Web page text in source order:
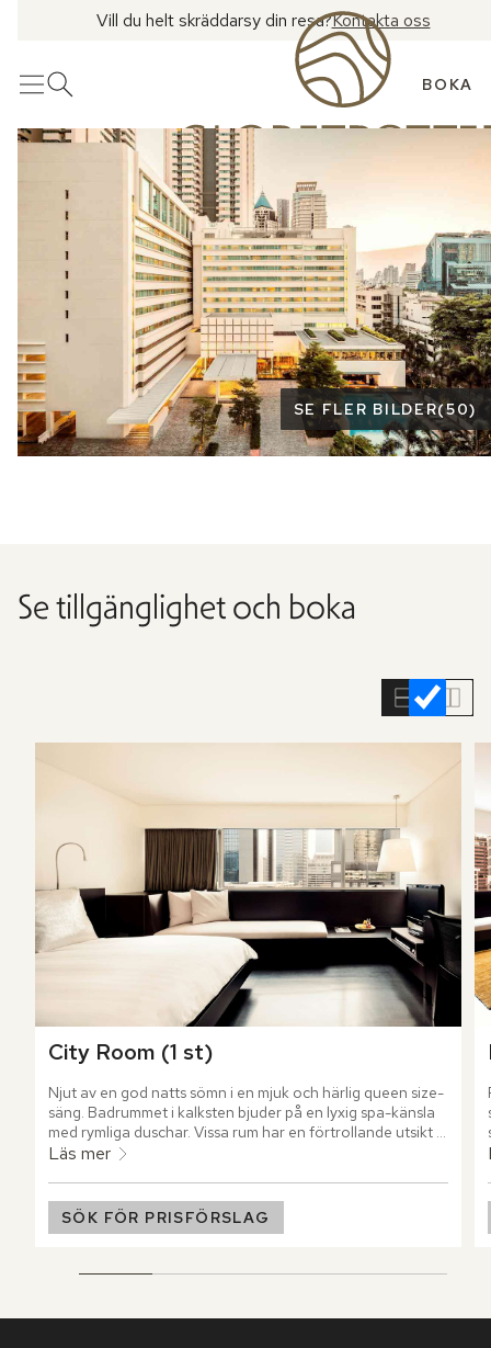
Vill du helt skräddarsy din resa?Kontakta oss
MenyÖppna sök BOKA
Se fler bilder
SE FLER BILDER(50)
Se tillgänglighet och boka
City Room (1 st)
Njut av en god natts sömn i en mjuk och härlig queen size-
säng. Badrummet i kalksten bjuder på en lyxig spa-känsla
med rymliga duschar. Vissa rum har en förtrollande utsikt
över poolområdet, medan andra ger dig en panoramavy
Läs mer
SÖK FÖR PRISFÖRSLAG